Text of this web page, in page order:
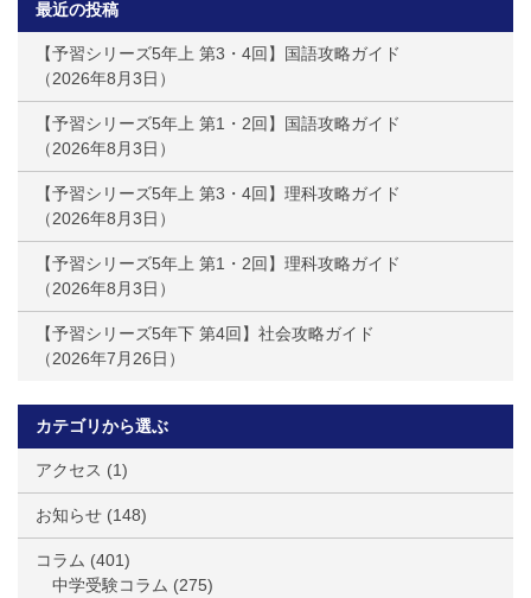
最近の投稿
【予習シリーズ5年上 第3・4回】国語攻略ガイド
2026年8月3日
【予習シリーズ5年上 第1・2回】国語攻略ガイド
2026年8月3日
【予習シリーズ5年上 第3・4回】理科攻略ガイド
2026年8月3日
【予習シリーズ5年上 第1・2回】理科攻略ガイド
2026年8月3日
【予習シリーズ5年下 第4回】社会攻略ガイド
2026年7月26日
カテゴリから選ぶ
アクセス (1)
お知らせ (148)
コラム (401)
中学受験コラム (275)